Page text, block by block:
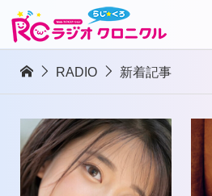
RADIO 新着記事